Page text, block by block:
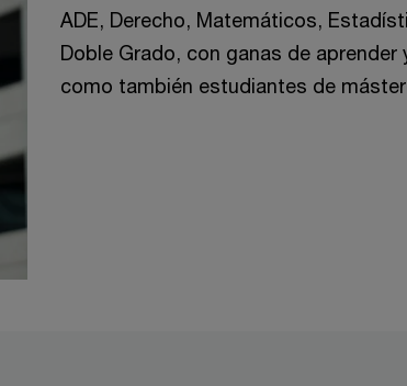
ADE, Derecho, Matemáticos,
Doble Grado, con ganas de
como también estudiantes de